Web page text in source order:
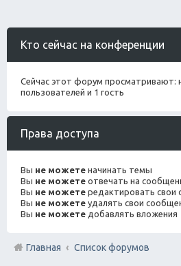
Кто сейчас на конференции
Сейчас этот форум просматривают:
пользователей и 1 гость
Права доступа
Вы не можете начинать темы
Вы не можете отвечать на
Вы не можете редактировать свои
Вы не можете удалять свои
Вы не можете добавлять вложения
Главная Список форумов